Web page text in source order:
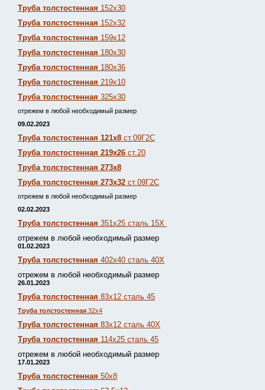
Труба толстостенная 152х30
Труба толстостенная 152х32
Труба толстостенная 159х12
Труба толстостенная 180х30
Труба толстостенная 180х36
Труба толстостенная 219х10
Труба толстостенная 325х30
отрежем в любой необходимый размер
09.02.2023
Труба толстостенная 121х8 ст.09Г2С
Труба толстостенная 219х26 ст.20
Труба толстостенная 273х8
Труба толстостенная 273х32 ст.09Г2С
отрежем в любой необходимый размер
02.02.2023
Труба толстостенная 351х25 сталь 15Х
отрежем в любой необходимый размер
01.02.2023
Труба толстостенная 402х40 сталь 40Х
отрежем в любой необходимый размер
26.01.2023
Труба толстостенная 83х12 сталь 45
Труба толстостенная 32х4
Труба толстостенная 83х12 сталь 40Х
Труба толстостенная 114х25 сталь 45
отрежем в любой необходимый размер
17.01.2023
Труба толстостенная 50х8